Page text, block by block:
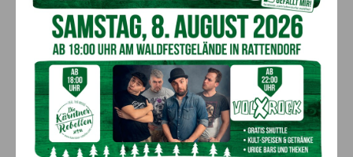
Feuerwehrfreundschaft
Im Zuge der Festveranstaltung wurde zudem dem
besonderen Jubiläum„10 Jahre Partnerschaft“mit der
Freiwillige Feuerwehr Stollhof (Niederösterreich)gedacht.
Die langjährige Freundschaft und Zusammenarbeit zwischen
den beiden Feuerwehren wurde dabei besonders gewürdigt.